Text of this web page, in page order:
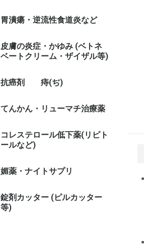
胃潰瘍・逆流性食道炎など
皮膚の炎症・かゆみ (ベトネ
ベートクリーム・ザイザル等)
抗癌剤 痔(ぢ)
てんかん・リューマチ治療薬
コレステロール低下薬(リピト
ールなど)
媚薬・ナイトサプリ
錠剤カッター (ピルカッター
等)